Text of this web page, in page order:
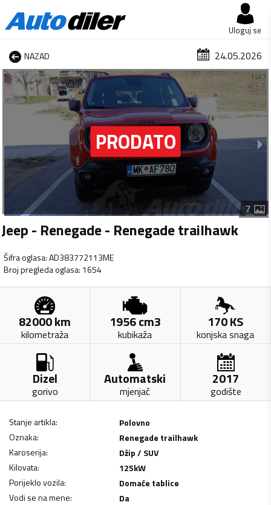
Uloguj se
NAZAD 24.05.2026
1 od 7
7
Jeep - Renegade - Renegade trailhawk
Šifra oglasa:AD383772113ME
Broj pregleda oglasa: 1654
82000km
kilometraža
1956cm3
kubikaža
170KS
konjska snaga
Dizel
gorivo
Automatski
mjenjač
2017
godište
Stanje artikla:
Polovno
Oznaka:
Renegade trailhawk
Karoserija:
Džip / SUV
Kilovata: 125kW
Porijeklo vozila:
Domaće tablice
Vodi se na mene:
Da